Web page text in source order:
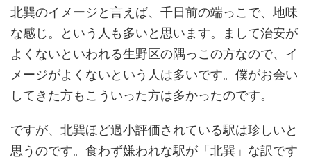
北巽のイメージと言えば、千日前の端っこで、地味
な感じ。という人も多いと思います。まして治安が
よくないといわれる生野区の隅っこの方なので、イ
メージがよくないという人は多いです。僕がお会い
してきた方もこういった方は多かったのです。
ですが、北巽ほど過小評価されている駅は珍しいと
思うのです。食わず嫌われな駅が「北巽」な訳です